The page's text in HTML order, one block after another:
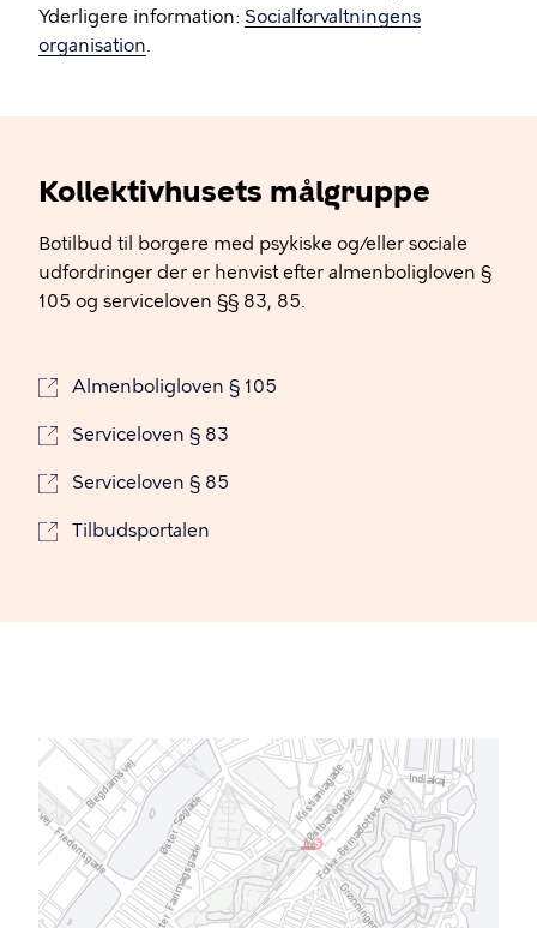
Yderligere information: Socialforvaltningens
organisation.
Kollektivhusets målgruppe
Botilbud til borgere med psykiske og/eller sociale
udfordringer der er henvist efter almenboligloven §
105 og serviceloven §§ 83, 85.
Almenboligloven § 105
Serviceloven § 83
Serviceloven § 85
Tilbudsportalen